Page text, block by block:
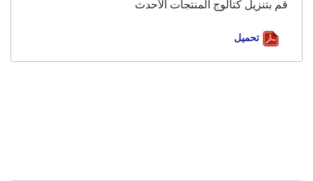
قم بتنزيل كتالوج المنتجات الأحدث
تحميل